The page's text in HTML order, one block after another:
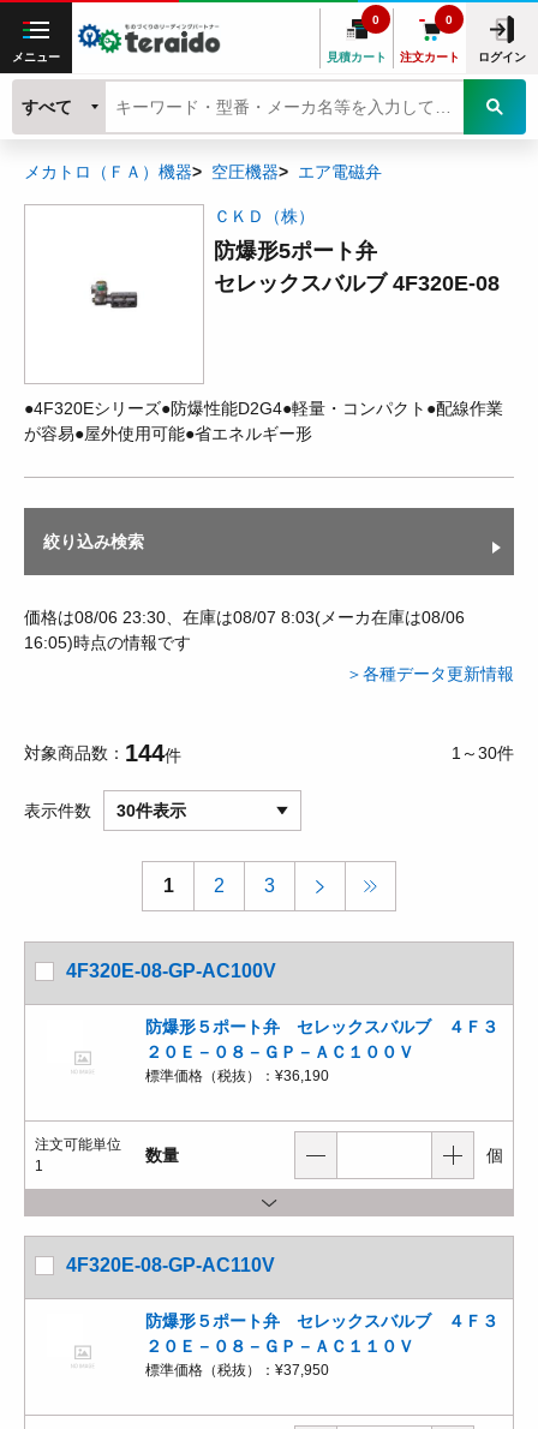
メニュー 見積カート
0
注文カート
0
ログイン
すべて
メカトロ（ＦＡ）機器 空圧機器 エア電磁弁
ＣＫＤ（株）
防爆形5ポート弁
セレックスバルブ 4F320E-08
●4F320Eシリーズ●防爆性能D2G4●軽量・コンパクト●配線作業
が容易●屋外使用可能●省エネルギー形
絞り込み検索
価格は08/06 23:30、在庫は08/07 8:03(メーカ在庫は08/06
16:05)時点の情報です
＞各種データ更新情報
対象商品数 144件 1～30件
表示件数 30件表示
1 2 3
4F320E-08-GP-AC100V
防爆形５ポート弁 セレックスバルブ ４Ｆ３
２０Ｅ－０８－ＧＰ－ＡＣ１００Ｖ
標準価格（税抜）： ¥36,190
注文可能単位
1
数量 個
4F320E-08-GP-AC110V
防爆形５ポート弁 セレックスバルブ ４Ｆ３
２０Ｅ－０８－ＧＰ－ＡＣ１１０Ｖ
標準価格（税抜）： ¥37,950